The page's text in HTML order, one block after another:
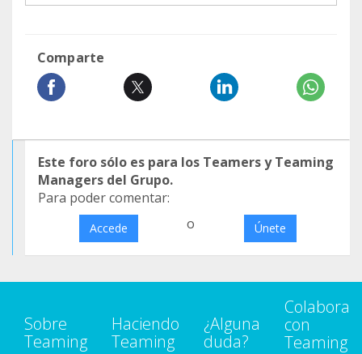
Comparte
Este foro sólo es para los Teamers y Teaming
Managers del Grupo.
Para poder comentar:
Accede o Únete
Sobre
Teaming
Haciendo
Teaming
¿Alguna
duda?
Colabora
con
Teaming